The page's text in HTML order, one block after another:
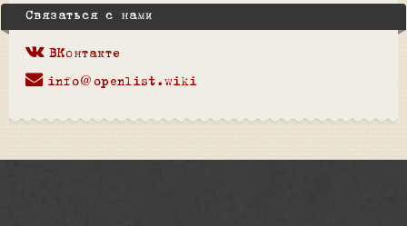
Связаться с нами
ВКонтакте
info@openlist.wiki